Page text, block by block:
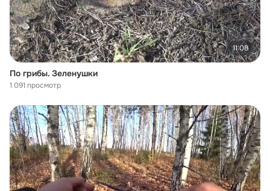
11:08
По грибы. Зеленушки
1 091 просмотр